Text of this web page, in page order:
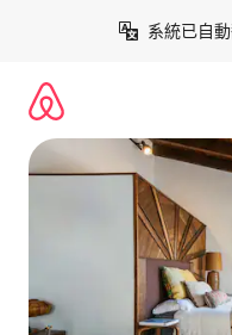
系統已自